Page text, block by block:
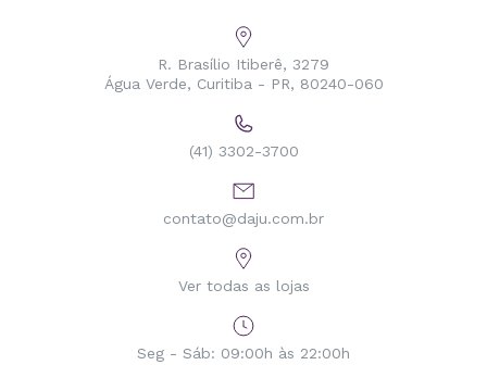
R. Brasílio Itiberê, 3279
Água Verde, Curitiba - PR, 80240-060
(41) 3302-3700
contato@daju.com.br
Ver todas as lojas
Seg - Sáb: 09:00h às 22:00h